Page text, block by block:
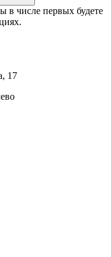
в числе первых будете
17